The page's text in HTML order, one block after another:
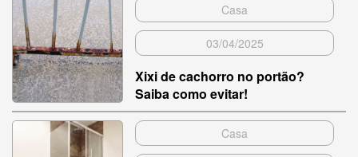
Casa
03/04/2025
Xixi de cachorro no portão?
Saiba como evitar!
Casa